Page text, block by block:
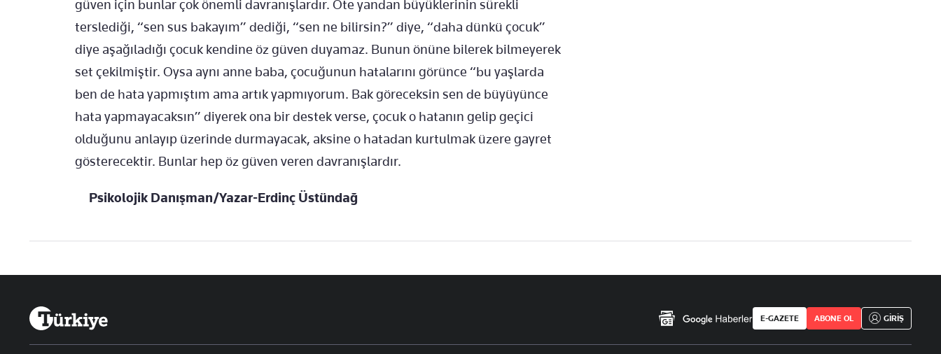
güven için bunlar çok önemli davranışlardır. Öte yandan büyüklerinin sürekli
terslediği, “sen sus bakayım” dediği, “sen ne bilirsin?” diye, “daha dünkü çocuk”
diye aşağıladığı çocuk kendine öz güven duyamaz. Bunun önüne bilerek bilmeyerek
set çekilmiştir. Oysa aynı anne baba, çocuğunun hatalarını görünce “bu yaşlarda
ben de hata yapmıştım ama artık yapmıyorum. Bak göreceksin sen de büyüyünce
hata yapmayacaksın” diyerek ona bir destek verse, çocuk o hatanın gelip geçici
olduğunu anlayıp üzerinde durmayacak, aksine o hatadan kurtulmak üzere gayret
gösterecektir. Bunlar hep öz güven veren davranışlardır.
Psikolojik Danışman/Yazar-Erdinç Üstündağ
E-GAZETE ABONE OL GİRİŞ